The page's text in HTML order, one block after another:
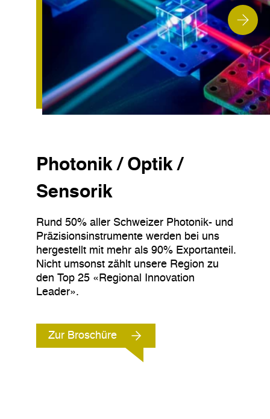
Photonik / Optik /
Sensorik
Rund 50% aller Schweizer Photonik- und
Präzisionsinstrumente werden bei uns
hergestellt mit mehr als 90% Exportanteil.
Nicht umsonst zählt unsere Region zu
den Top 25 «Regional Innovation
Leader».
Zur Broschüre